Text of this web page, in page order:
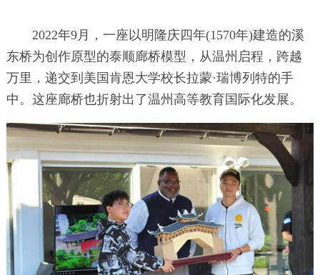
2022年9月，一座以明隆庆四年(1570年)建造的溪
东桥为创作原型的泰顺廊桥模型，从温州启程，跨越
万里，递交到美国肯恩大学校长拉蒙·瑞博列特的手
中。这座廊桥也折射出了温州高等教育国际化发展。